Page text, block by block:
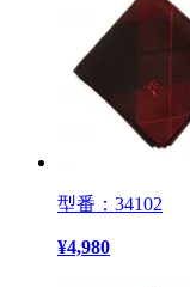
型番：34102
¥4,980